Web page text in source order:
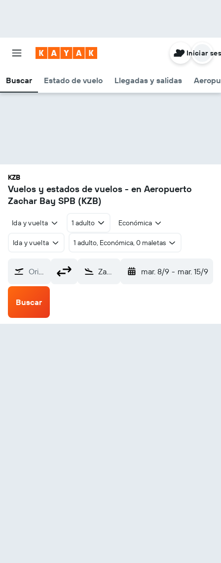
Buscar Estado de vuelo Llegadas y salidas
Iniciar
KZB
Vuelos y estados de vuelos - en Aeropuerto
Zachar Bay SPB (KZB)
Ida y vuelta 1 adulto Económica
Ida y vuelta 1 adulto, Económica, 0 maletas
Origen Zachar Bay SPB (KZB) mar. 8/9 - mar. 15/9
Buscar